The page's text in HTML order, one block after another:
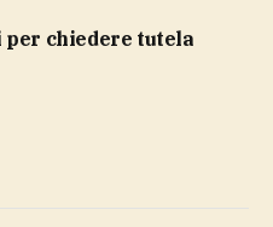
per chiedere tutela